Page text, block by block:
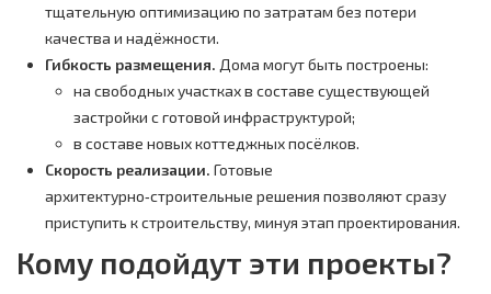
тщательную оптимизацию по затратам без потери
качества и надёжности.
Гибкость размещения. Дома могут быть построены:
на свободных участках в составе существующей
застройки с готовой инфраструктурой;
в составе новых коттеджных посёлков.
Скорость реализации. Готовые
архитектурно‑строительные решения позволяют сразу
приступить к строительству, минуя этап проектирования.
Кому подойдут эти проекты?